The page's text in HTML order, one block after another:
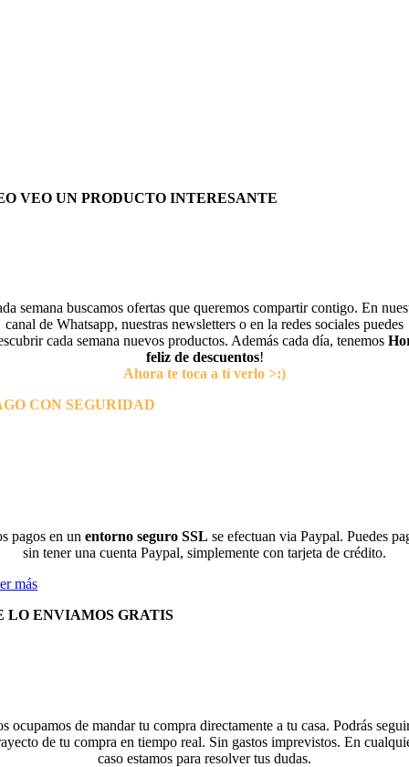
VEO UN PRODUCTO INTERESANTE
semana buscamos ofertas que queremos compartir contigo. En
canal de Whatsapp, nuestras newsletters o en la redes sociales puedes
cada semana nuevos productos. Además cada día, tenemos
feliz de descuentos!
Ahora te toca a tí verlo >:)
CON SEGURIDAD
pagos en un entorno seguro SSL se efectuan via Paypal. Puedes
sin tener una cuenta Paypal, simplemente con tarjeta de crédito.
más
LO ENVIAMOS GRATIS
ocupamos de mandar tu compra directamente a tu casa. Podrás
de tu compra en tiempo real. Sin gastos imprevistos. En
caso estamos para resolver tus dudas.